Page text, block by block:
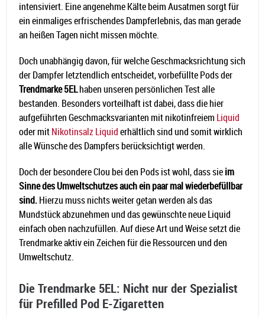
intensiviert. Eine angenehme Kälte beim Ausatmen sorgt für
ein einmaliges erfrischendes Dampferlebnis, das man gerade
an heißen Tagen nicht missen möchte.
Doch unabhängig davon, für welche Geschmacksrichtung sich
der Dampfer letztendlich entscheidet, vorbefüllte Pods der
Trendmarke 5ELhaben unseren persönlichen Test alle
bestanden. Besonders vorteilhaft ist dabei, dass die hier
aufgeführten Geschmacksvarianten mit nikotinfreiem Liquid
oder mitNikotinsalz Liquiderhältlich sind und somit wirklich
alle Wünsche des Dampfers berücksichtigt werden.
Doch der besondere Clou bei den Pods ist wohl, dass sieim
Sinne des Umweltschutzes auch ein paar mal wiederbefüllbar
sind.Hierzu muss nichts weiter getan werden als das
Mundstück abzunehmen und das gewünschte neue Liquid
einfach oben nachzufüllen. Auf diese Art und Weise setzt die
Trendmarke aktiv ein Zeichen für die Ressourcen und den
Umweltschutz.
Die Trendmarke 5EL: Nicht nur der Spezialist
für Prefilled Pod E-Zigaretten